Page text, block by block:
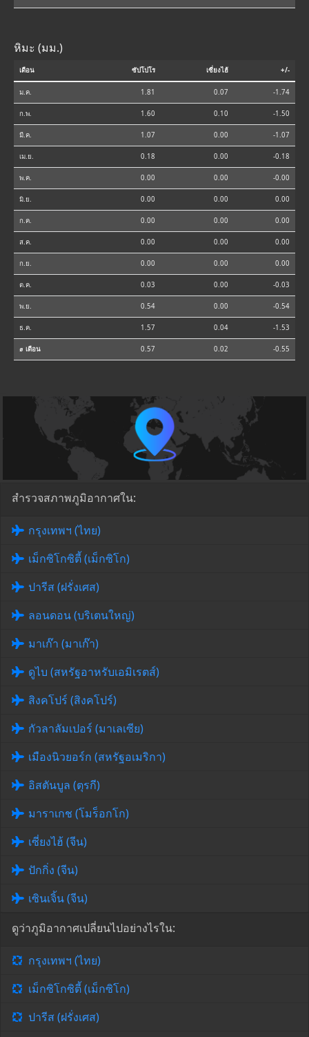
หิมะ (มม.)
เดือน ซัปโปโร เซี่ยงไฮ้ +/-
ม.ค. 1.81 0.07 -1.74
ก.พ. 1.60 0.10 -1.50
มี.ค. 1.07 0.00 -1.07
เม.ย. 0.18 0.00 -0.18
พ.ค. 0.00 0.00 -0.00
มิ.ย. 0.00 0.00 0.00
ก.ค. 0.00 0.00 0.00
ส.ค. 0.00 0.00 0.00
ก.ย. 0.00 0.00 0.00
ต.ค. 0.03 0.00 -0.03
พ.ย. 0.54 0.00 -0.54
ธ.ค. 1.57 0.04 -1.53
⌀ เดือน 0.57 0.02 -0.55
สำรวจสภาพภูมิอากาศใน:
กรุงเทพฯ (ไทย)
เม็กซิโกซิตี้ (เม็กซิโก)
ปารีส (ฝรั่งเศส)
ลอนดอน (บริเตนใหญ่)
มาเก๊า (มาเก๊า)
ดูไบ (สหรัฐอาหรับเอมิเรตส์)
สิงคโปร์ (สิงคโปร์)
กัวลาลัมเปอร์ (มาเลเซีย)
เมืองนิวยอร์ก (สหรัฐอเมริกา)
อิสตันบูล (ตุรกี)
มาราเกช (โมร็อกโก)
เซี่ยงไฮ้ (จีน)
ปักกิ่ง (จีน)
เซินเจิ้น (จีน)
ดูว่าภูมิอากาศเปลี่ยนไปอย่างไรใน:
กรุงเทพฯ (ไทย)
เม็กซิโกซิตี้ (เม็กซิโก)
ปารีส (ฝรั่งเศส)